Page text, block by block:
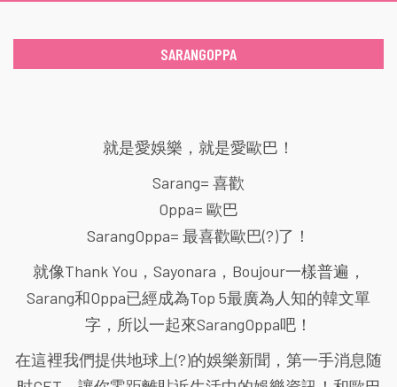
SARANGOPPA
就是愛娛樂，就是愛歐巴！
Sarang= 喜歡
Oppa= 歐巴
SarangOppa= 最喜歡歐巴(?)了！
就像Thank You，Sayonara，Boujour一樣普遍，
Sarang和Oppa已經成為Top 5最廣為人知的韓文單
字，所以一起來SarangOppa吧！
在這裡我們提供地球上(?)的娛樂新聞，第一手消息随